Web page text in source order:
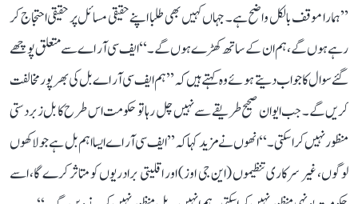
’’ہمارا موقف بالکل واضح ہے۔ جہاں کہیں بھی طلبا اپنے حقیقی مسائل پر حقیقی احتجاج کر
رہے ہوں گے، ہم ان کے ساتھ کھڑے ہوں گے۔‘‘ ایف سی آر اے سے متعلق پوچھے
گئے سوال کا جواب دیتے ہوئے وہ کہتے ہیں کہ ’’ہم ایف سی آر اے بل کی بھرپور مخالفت
کریں گے۔ جب ایوان صحیح طریقے سے نہیں چل رہا تو حکومت اس طرح کا بل زبردستی
منظور نہیں کرا سکتی۔‘‘ انھوں نے مزید کہا کہ ’’ایف سی آر اے ایسا اہم بل ہے جو لاکھوں
لوگوں، غیر سرکاری تنظیموں (این جی اوز) اور اقلیتی برادریوں کو متاثر کرے گا، اسے